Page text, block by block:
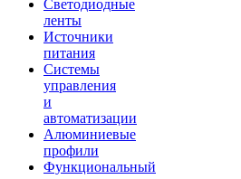
Светодиодные
ленты
Источники
питания
Системы
управления
и
автоматизации
Алюминиевые
профили
Функциональный